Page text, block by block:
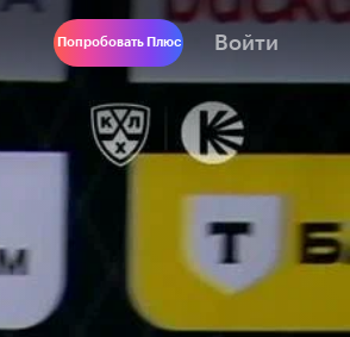
Попробовать Плюс Войти